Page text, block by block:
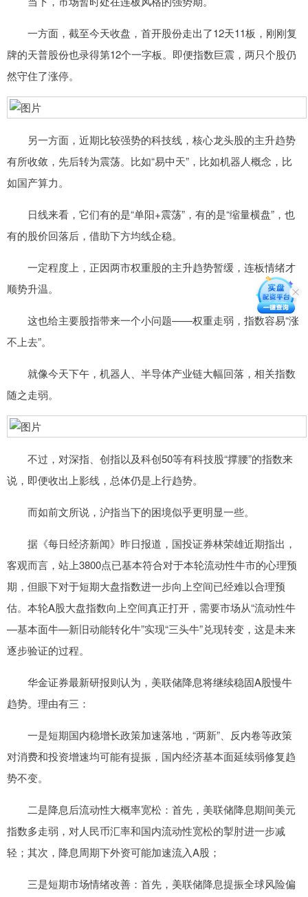
一方面，截至今天收盘，首开股份走出了12天11板，刚刚复
牌的天普股份也录得第12个一字板。即便指数巨震，两只个股仍
然守住了涨停。
另一方面，近期比较强势的科技线，核心龙头股的主升趋势
有所收敛，先后转为震荡。比如“易中天”，比如机器人概念，比
如国产算力。
日线来看，它们有的是“单阳+震荡”，有的是“缩量横盘”，也
有的股价回落后，借助下方均线企稳。
一定程度上，正因两市权重股的主升趋势暂缓，连板情绪才
顺势升温。
这也给主要股指带来一个小问题——权重走弱，指数容易“涨
不上去”。
就像今天下午，机器人、半导体产业链大幅回落，相关指数
随之走弱。
不过，对深指、创指以及科创50等有科技股“撑腰”的指数来
说，即便收出上影线，总体仍是上行趋势。
而如前文所说，沪指当下的困境似乎更明显一些。
据《每日经济新闻》昨日报道，国投证券林荣雄近期指出，
客观而言，站上3800点已基本符合对于本轮流动性牛市的心理预
期，但眼下对于短期大盘指数进一步向上空间已经难以合理预
估。本轮A股大盘指数向上空间真正打开，需要市场从“流动性牛
—基本面牛—新旧动能转化牛”实现“三头牛”兑现转变，这是未来
逐步验证的过程。
华金证券最新研报则认为，美联储降息将继续稳固A股慢牛
趋势。理由有三：
一是短期国内稳增长政策加速落地，“两新”、反内卷等政策
对消费和投资增速均可能有提振，国内经济基本面延续弱修复趋
势不变。
二是降息后流动性大概率宽松：首先，美联储降息期间美元
指数多走弱，对人民币汇率和国内流动性宽松的掣肘进一步减
轻；其次，降息周期下外资可能加速流入A股；
三是短期市场情绪改善：首先，美联储降息提振全球风险偏